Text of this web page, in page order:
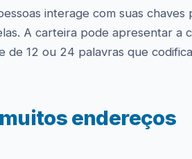
interage com suas
A carteira pode apresentar a
12 ou 24 palavras que
endereços